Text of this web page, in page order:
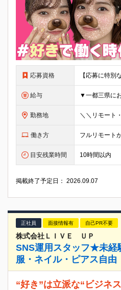
応募資格
給与
勤務地
働き方 フルリモート
目安残業時間 10時間以内
掲載終了予定日：2026.09.07
正社員 面接情報有 自己PR不要
株式会社ＬＩＶＥ ＵＰ
SNS運用スタッフ★未経
服・ネイル・ピアス自由
“好き”は立派な“ビジネ